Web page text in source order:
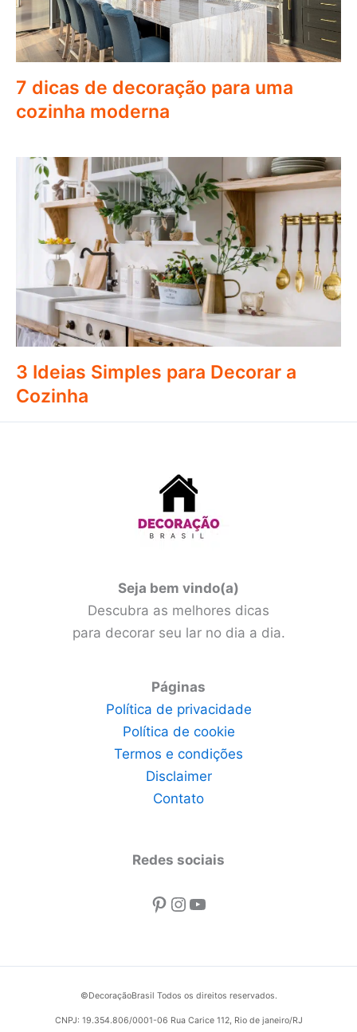
7 dicas de decoração para uma
cozinha moderna
3 Ideias Simples para Decorar a
Cozinha
Seja bem vindo(a)
Descubra as melhores dicas
para decorar seu lar no dia a dia.
Páginas
Política de privacidade
Política de cookie
Termos e condições
Disclaimer
Contato
Redes sociais
Pinterest
Instagram
Youtube
©DecoraçãoBrasil Todos os direitos reservados.
CNPJ: 19.354.806/0001-06 Rua Carice 112, Rio de janeiro/RJ